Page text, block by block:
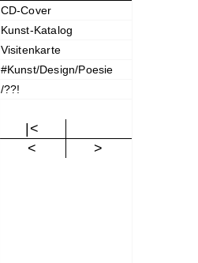
CD-Cover
Kunst-Katalog
Visitenkarte
#Kunst/Design/Poesie
/??!
|<
<
>